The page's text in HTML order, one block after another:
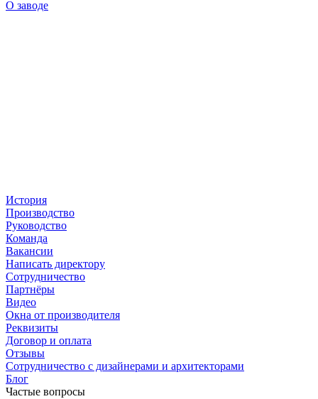
О заводе
История
Производство
Руководство
Команда
Вакансии
Написать директору
Сотрудничество
Партнёры
Видео
Окна от производителя
Реквизиты
Договор и оплата
Отзывы
Сотрудничество с дизайнерами и архитекторами
Блог
Частые вопросы